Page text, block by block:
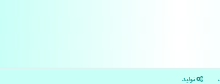
تولید